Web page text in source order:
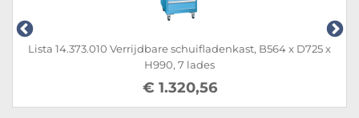
Lista 14.373.010 Verrijdbare schuifladenkast, B564 x D725 x
H990, 7 lades
€ 1.320,56